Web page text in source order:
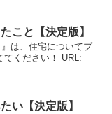
こと【決定版】
は、住宅についてプ
てください！ URL:
い【決定版】